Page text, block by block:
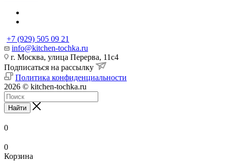
+7 (929) 505 09 21
info@kitchen-tochka.ru
г. Москва, улица Перерва, 11с4
Подписаться на рассылку
Политика конфиденциальности
2026 © kitchen-tochka.ru
Найти
0
0
Корзина